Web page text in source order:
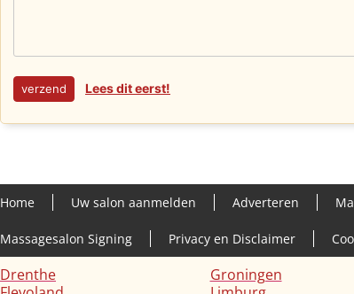
Lees dit eerst!
Home Uw salon aanmelden Adverteren
Massagesalon Signing Privacy en Disclaimer
Drenthe
Groningen